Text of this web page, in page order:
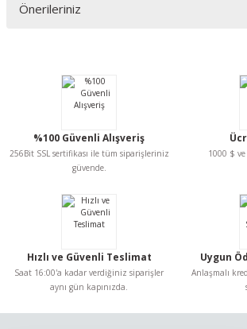
Önerileriniz
Görüş ve önerileriniz için teşekkür ederiz.
Ürün açıklamasında eksik bilgiler bulunuyor.
Ürün bilgilerinde hatalar bulunuyor.
Bu ürüne benzer farklı alternatifler olmalı.
%100 Güvenli Alışveriş
256Bit SSL sertifikası ile tüm siparişleriniz
güvende.
1000 $
Hızlı ve Güvenli Teslimat
Saat 16:00'a kadar verdiğiniz siparişler
aynı gün kapınızda.
Uygun
Anlaşmalı